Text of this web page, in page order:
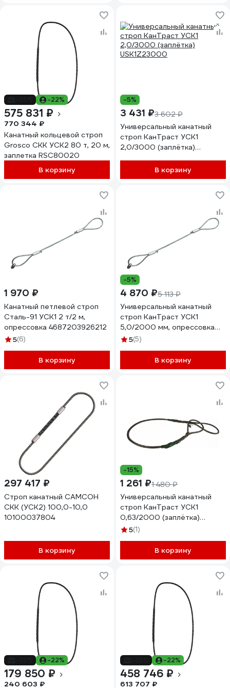
-22%
575 831 ₽
770 344 ₽
Канатный кольцевой строп
Grosco СКК УСК2 80 т, 20 м,
заплетка RSC80020
В корзину
-5%
3 431 ₽3 602 ₽
Универсальный канатный
строп КанТраст УСК1
2,0/3000 (заплётка)
В корзину
1 970 ₽
Канатный петлевой строп
Сталь-91 УСК1 2 т/2 м,
опрессовка 4687203926212
5(6)
В корзину
-5%
4 870 ₽5 113 ₽
Универсальный канатный
строп КанТраст УСК1
5,0/2000 мм, опрессовка
USK152000OP
5(5)
В корзину
297 417 ₽
Строп канатный САМСОН
СКК (УСК2) 100,0-10,0
10100037804
В корзину
-15%
1 261 ₽1 480 ₽
Универсальный канатный
строп КанТраст УСК1
0,63/2000 (заплётка)
USK1Z0632000
5(1)
В корзину
-22%
179 850 ₽
240 603 ₽
-22%
458 746 ₽
613 707 ₽